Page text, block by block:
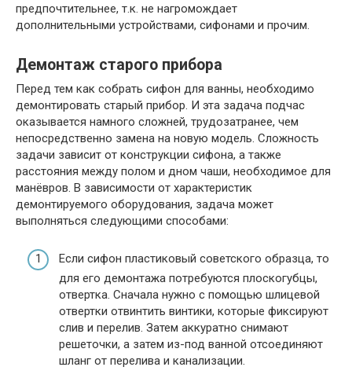
предпочтительнее, т.к. не нагромождает
дополнительными устройствами, сифонами и прочим.
Демонтаж старого прибора
Перед тем как собрать сифон для ванны, необходимо
демонтировать старый прибор. И эта задача подчас
оказывается намного сложней, трудозатранее, чем
непосредственно замена на новую модель. Сложность
задачи зависит от конструкции сифона, а также
расстояния между полом и дном чаши, необходимое для
манёвров. В зависимости от характеристик
демонтируемого оборудования, задача может
выполняться следующими способами:
Если сифон пластиковый советского образца, то
для его демонтажа потребуются плоскогубцы,
отвертка. Сначала нужно с помощью шлицевой
отвертки отвинтить винтики, которые фиксируют
слив и перелив. Затем аккуратно снимают
решеточки, а затем из-под ванной отсоединяют
шланг от перелива и канализации.